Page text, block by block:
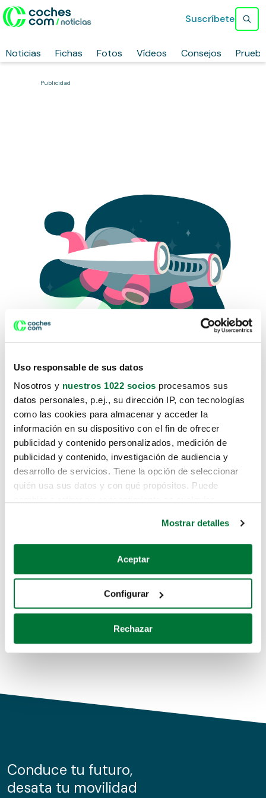
Uso responsable de sus datos
Nosotros y nuestros 1022 socios procesamos sus
datos personales, p.ej., su dirección IP, con tecnologías
como las cookies para almacenar y acceder la
información en su dispositivo con el fin de ofrecer
publicidad y contenido personalizados, medición de
publicidad y contenido, investigación de audiencia y
desarrollo de servicios. Tiene la opción de seleccionar
quién usa sus datos y con qué propósitos. Puede
Si lo permite, también quisiéramos:
Recopilar información sobre su ubicación geográfica
Identificar su dispositivo analizándolo activamente
para buscar características específicas (huellas
Obtenga más información sobre cómo se procesan sus
de cookies.
información sobre el uso que haga del sitio web con
nuestros partners de redes sociales, publicidad y análisis
Mostrar detalles
Aceptar
Configurar
Rechazar
Noticias Fichas Fotos Vídeos Consejos
Suscríbete
Publicidad
Lo sentimos, no sabemos como
te hemos traido hasta aquí.
Pero puedes encontrar el coche que estás
buscando en alguno de estos enlaces:
Coches de segunda mano
Coches de km0
Conduce tu futuro,
desata tu movilidad